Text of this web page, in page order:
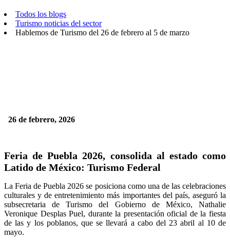
Todos los blogs
Turismo noticias del sector
Hablemos de Turismo del 26 de febrero al 5 de marzo
26 de febrero, 2026
Feria de Puebla 2026, consolida al estado como
Latido de México: Turismo Federal
La Feria de Puebla 2026 se posiciona como una de las celebraciones
culturales y de entretenimiento más importantes del país, aseguró la
subsecretaria de Turismo del Gobierno de México, Nathalie
Veronique Desplas Puel, durante la presentación oficial de la fiesta
de las y los poblanos, que se llevará a cabo del 23 abril al 10 de
mayo.